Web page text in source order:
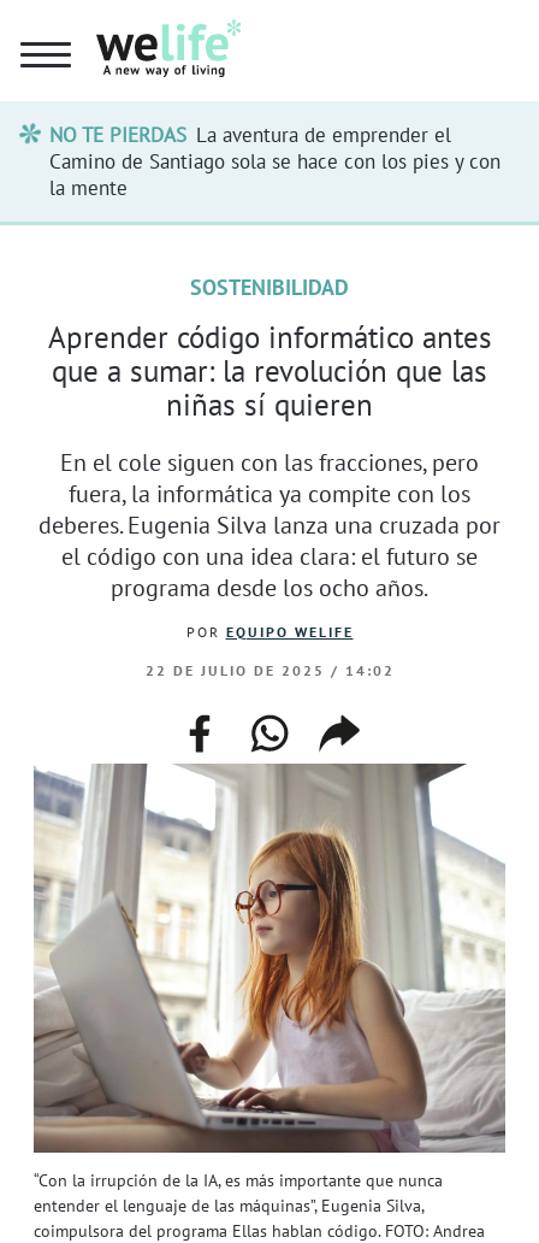
NO TE PIERDAS La aventura de emprender el
Camino de Santiago sola se hace con los pies y con
la mente
“Con la irrupción de la IA, es más importante que nunca
entender el lenguaje de las máquinas”, Eugenia Silva,
coimpulsora del programa Ellas hablan código. FOTO: Andrea
SOSTENIBILIDAD
Aprender código informático antes
que a sumar: la revolución que las
niñas sí quieren
En el cole siguen con las fracciones, pero
fuera, la informática ya compite con los
deberes. Eugenia Silva lanza una cruzada por
el código con una idea clara: el futuro se
programa desde los ocho años.
POR EQUIPO WELIFE
22 DE JULIO DE 2025 / 14:02
facebookwhatsappcompartir
enlace